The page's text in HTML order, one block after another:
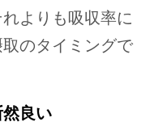
よりも吸収率に
のタイミングで
良い